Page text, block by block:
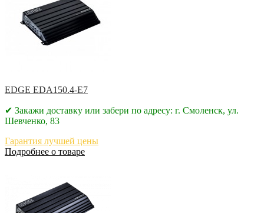
EDGE EDA150.4-E7
✔ Закажи доставку или забери по адресу: г. Смоленск, ул.
Шевченко, 83
Гарантия лучшей цены
Подробнее о товаре